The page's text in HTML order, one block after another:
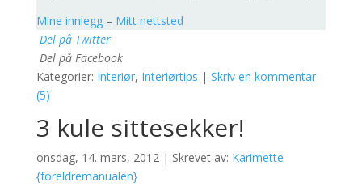
Mine innlegg– Mitt nettsted
Del på Twitter
Del på Facebook
Kategorier: Interiør, Interiørtips | Skriv en kommentar
(5)
3 kule sittesekker!
onsdag, 14. mars, 2012 | Skrevet av: Karimette
{foreldremanualen}